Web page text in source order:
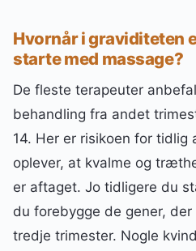
Hvornår i graviditeten
starte med massage?
De fleste terapeuter
behandling fra andet
14. Her er risikoen for tidlig
oplever, at kvalme og
er aftaget. Jo tidligere du
du forebygge de gener,
tredje trimester. Nogle